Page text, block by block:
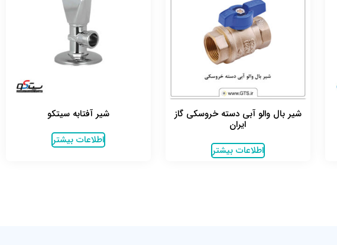
شیر بال والو آبی دسته خروسکی گاز
ایران
اطلاعات بیشتر
شیر آفتابه سیتکو
اطلاعات بیشتر